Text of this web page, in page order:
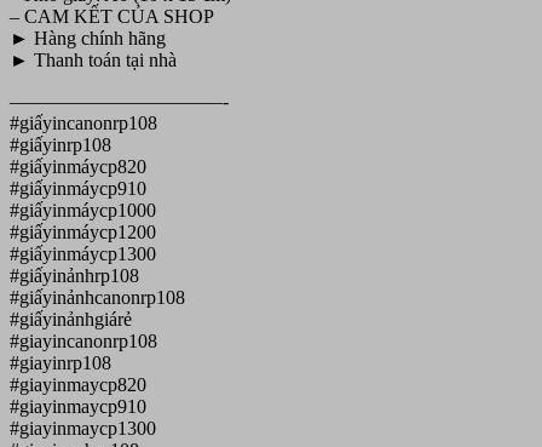
– CAM KẾT CỦA SHOP
► Hàng chính hãng
► Thanh toán tại nhà
———————————-
#giấyincanonrp108
#giấyinrp108
#giấyinmáycp820
#giấyinmáycp910
#giấyinmáycp1000
#giấyinmáycp1200
#giấyinmáycp1300
#giấyinảnhrp108
#giấyinảnhcanonrp108
#giấyinảnhgiárẻ
#giayincanonrp108
#giayinrp108
#giayinmaycp820
#giayinmaycp910
#giayinmaycp1300